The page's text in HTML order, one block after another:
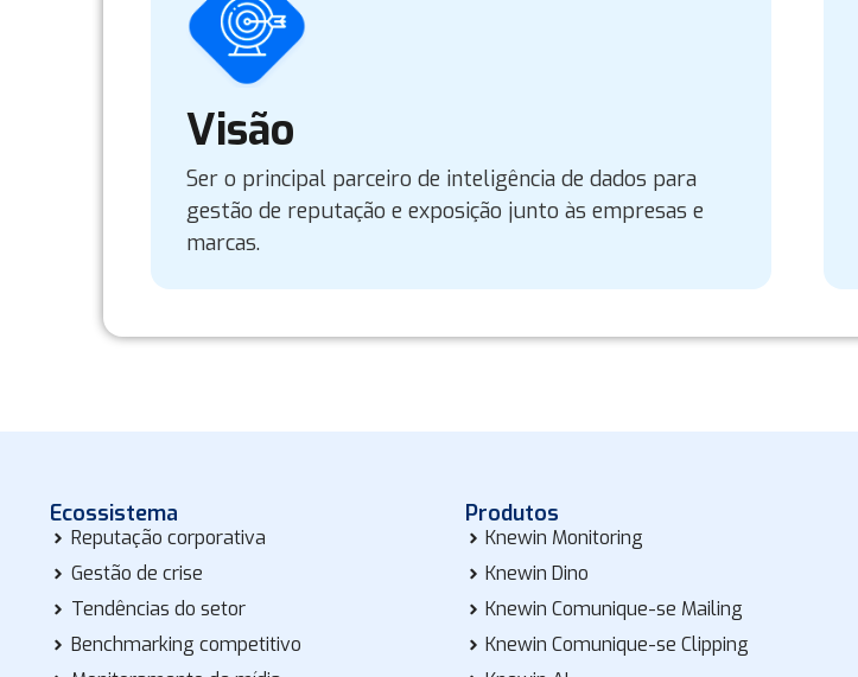
Visão
Ser o principal parceiro de inteligência de dados para
gestão de reputação e exposição junto às empresas e
marcas.
Ecossistema
Reputação corporativa
Gestão de crise
Tendências do setor
Benchmarking competitivo
Produtos
Knewin Monitoring
Knewin Dino
Knewin Comunique-se Mailing
Knewin Comunique-se Clipping